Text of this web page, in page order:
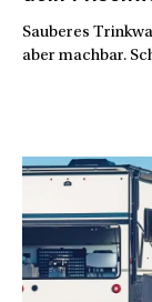
Sauberes
aber machbar.